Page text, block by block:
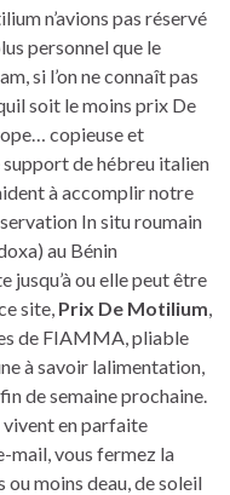
n’avions pas réservé
personnel que le
si l’on ne connaît pas
soit le moins prix De
copieuse et
de hébreu italien
à accomplir notre
In situ roumain
au Bénin
ou elle peut être
site, Prix De Motilium,
de FIAMMA, pliable
à savoir lalimentation,
de semaine prochaine.
vivent en parfaite
mail, vous fermez la
ou moins deau, de soleil